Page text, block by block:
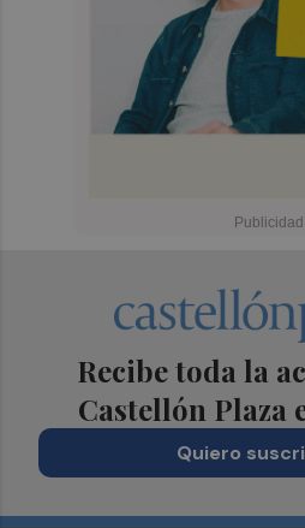
Recibe toda la
Castellón Plaza
Quiero